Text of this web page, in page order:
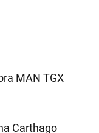
MAN TGX
Carthago